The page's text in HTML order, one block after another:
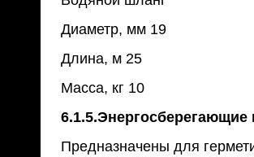
Диаметр, мм 19
Длина, м 25
Масса, кг 10
6.1.5.Энергосберегающие
Предназначены для